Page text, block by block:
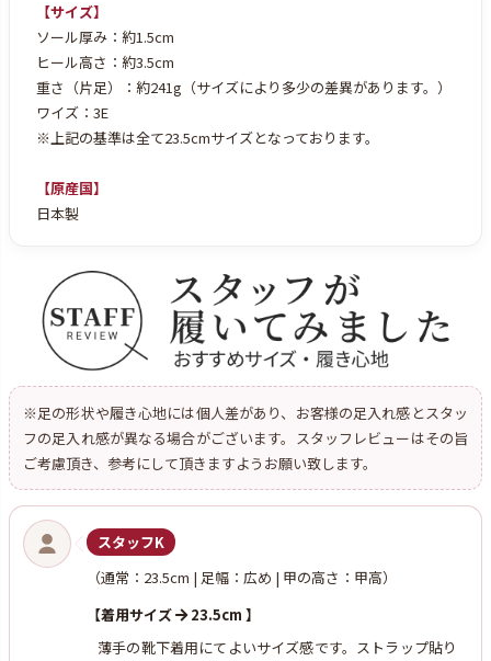
【サイズ】
ソール厚み：約1.5cm
ヒール高さ：約3.5cm
重さ（片足）：約241g（サイズにより多少の差異があります。）
ワイズ：3E
※上記の基準は全て23.5cmサイズとなっております。
【原産国】
日本製
※足の形状や履き心地には個人差があり、お客様の足入れ感とスタッ
フの足入れ感が異なる場合がございます。スタッフレビューはその旨
ご考慮頂き、参考にして頂きますようお願い致します。
スタッフK
（通常：23.5cm | 足幅：広め | 甲の高さ：甲高）
【着用サイズ
23.5cm 】
薄手の靴下着用にてよいサイズ感です。ストラップ貼り